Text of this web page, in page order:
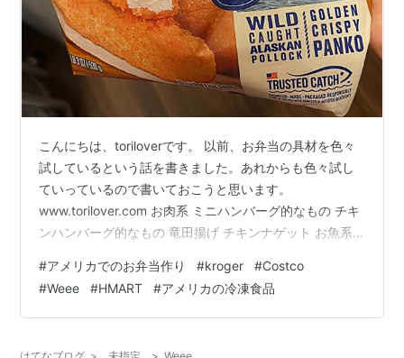
こんにちは、toriloverです。 以前、お弁当の具材を色々
試しているという話を書きました。あれからも色々試し
ていっているので書いておこうと思います。
www.torilover.com お肉系 ミニハンバーグ的なもの チキ
ンハンバーグ的なもの 竜田揚げ チキンナゲット お魚系
ッシュフライ 冷凍お野菜系食材 野菜餃子 ほうれん草入
りポテト 細切りニンジン まとめ お肉系 ミニハンバーグ
的なもの お野菜も入ったミニハンバーグ的なのがあった
#アメリカでのお弁当作り #kroger #Costco
#Weee #HMART #アメリカの冷凍食品